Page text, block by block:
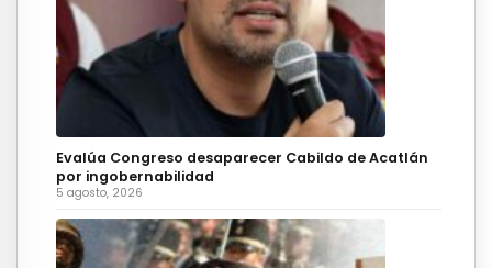
Evalúa Congreso desaparecer Cabildo de Acatlán
por ingobernabilidad
5 agosto, 2026